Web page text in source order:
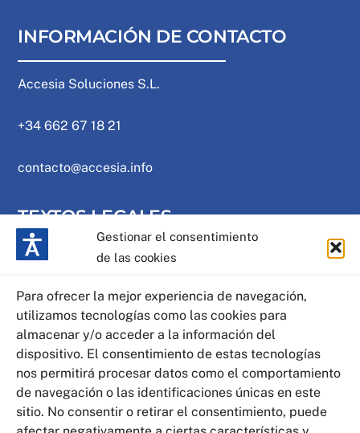
Gestionar el consentimiento
de las cookies
Para ofrecer la mejor experiencia de navegación,
utilizamos tecnologías como las cookies para
almacenar y/o acceder a la información del
dispositivo. El consentimiento de estas tecnologías
nos permitirá procesar datos como el comportamiento
de navegación o las identificaciones únicas en este
sitio. No consentir o retirar el consentimiento, puede
INFORMACIÓN DE CONTACTO
Accesia Soluciones S.L.
+34 662 67 18 21
contacto@accesia.info
TEXTOS LEGALES
Política de cookies
Aviso legal
Mapa web